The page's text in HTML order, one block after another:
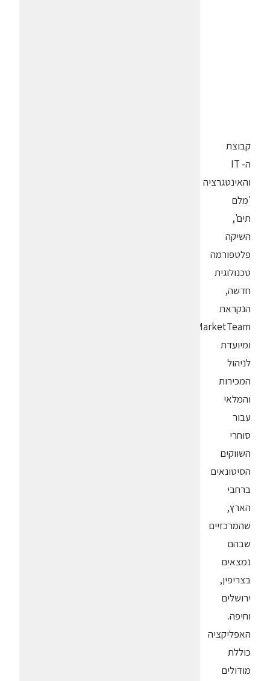
קבוצת
ה- IT
והאינטגרציה
'מלם
תים',
השיקה
פלטפורמה
טכנולוגית
חדשה,
הנקראת
MarketTeam
ומיועדת
לניהול
המכירות
והמלאי
עבור
סוחרי
השווקים
הסיטונאים
ברחבי
הארץ,
שהמרכזיים
שבהם
נמצאים
בצריפין,
ירושלים
וחיפה.
האפליקציה
כוללת
מודולים